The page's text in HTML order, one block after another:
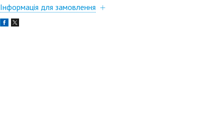
Інформація для замовлення